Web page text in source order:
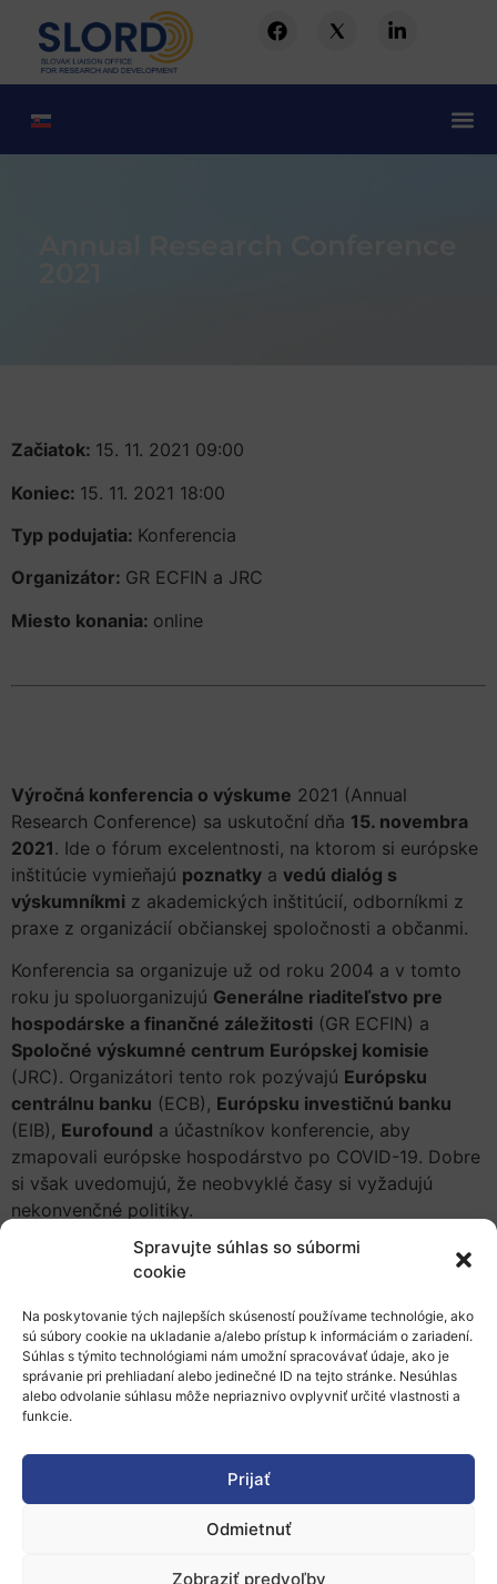
Spravujte súhlas so súbormi
cookie
Na poskytovanie tých najlepších skúseností používame technológie, ako
sú súbory cookie na ukladanie a/alebo prístup k informáciám o zariadení.
Súhlas s týmito technológiami nám umožní spracovávať údaje, ako je
správanie pri prehliadaní alebo jedinečné ID na tejto stránke. Nesúhlas
alebo odvolanie súhlasu môže nepriaznivo ovplyvniť určité vlastnosti a
funkcie.
Prijať
Odmietnuť
Zobraziť predvoľby
Začiatok: 15. 11. 2021 09:00
Koniec: 15. 11. 2021 18:00
Typ podujatia: Konferencia
Organizátor: GR ECFIN a JRC
Miesto konania: online
Výročná konferencia o výskume 2021 (Annual
Research Conference) sa uskutoční dňa 15. novembra
2021. Ide o fórum excelentnosti, na ktorom si európske
inštitúcie vymieňajú poznatky a vedú dialóg s
výskumníkmi z akademických inštitúcií, odborníkmi z
praxe z organizácií občianskej spoločnosti a občanmi.
Konferencia sa organizuje už od roku 2004 a v tomto
roku ju spoluorganizujú Generálne riaditeľstvo pre
hospodárske a finančné záležitosti (GR ECFIN) a
Spoločné výskumné centrum Európskej komisie
(JRC). Organizátori tento rok pozývajú Európsku
centrálnu banku (ECB), Európsku investičnú banku
(EIB), Eurofound a účastníkov konferencie, aby
zmapovali európske hospodárstvo po COVID-19. Dobre
si však uvedomujú, že neobvyklé časy si vyžadujú
nekonvenčné politiky.
Účastníci konferencie si vypočujú rečníkov, ktorí budú
diskutovať o rôznych témach, ako sú
pandémie na občanov, firmy a vlády ,dôsledky
pandémie pre hodnotové reťazce, a mnoho iných.
Viac informácií o podujatí ako aj jeho celý program
nájdetetu.
Zverejnené 1.10.2021, slord